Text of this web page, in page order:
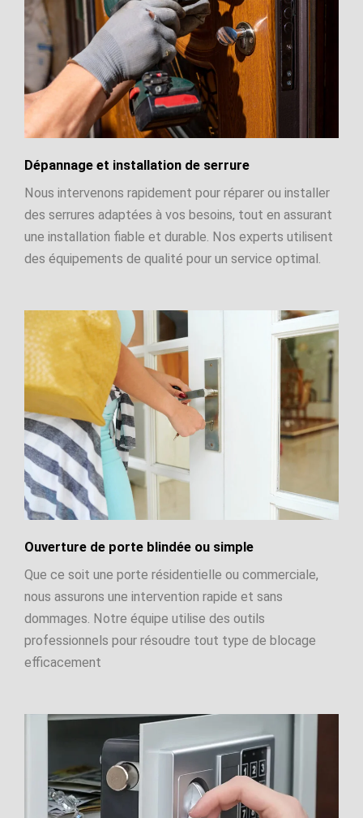
Dépannage et installation de serrure
Nous intervenons rapidement pour réparer ou installer
des serrures adaptées à vos besoins, tout en assurant
une installation fiable et durable. Nos experts utilisent
des équipements de qualité pour un service optimal.
Ouverture de porte blindée ou simple
Que ce soit une porte résidentielle ou commerciale,
nous assurons une intervention rapide et sans
dommages. Notre équipe utilise des outils
professionnels pour résoudre tout type de blocage
efficacement